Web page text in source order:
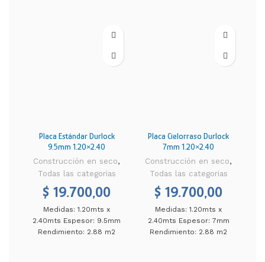
Placa Estándar Durlock
9.5mm 1.20×2.40
Construcción en seco,
Todas las categorias
$ 19.700,00
Medidas: 1.20mts x
2.40mts Espesor: 9.5mm
Rendimiento: 2.88 m2
Placa Cielorraso Durlock
7mm 1.20×2.40
Construcción en seco,
Todas las categorias
$ 19.700,00
Medidas: 1.20mts x
2.40mts Espesor: 7mm
Rendimiento: 2.88 m2